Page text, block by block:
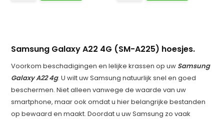
Samsung Galaxy A22 4G (SM-A225) hoesjes.
Voorkom beschadigingen en lelijke krassen op uw Samsung
Galaxy A22 4g. U wilt uw Samsung natuurlijk snel en goed
beschermen. Niet alleen vanwege de waarde van uw
smartphone, maar ook omdat u hier belangrijke bestanden
op bewaard en maakt. Doordat u uw Samsung zo vaak